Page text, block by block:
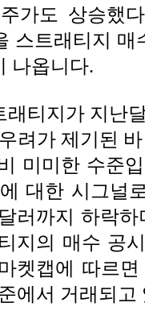
가도 상승했
스트래티지
나옵니다.
티지가 지난
려가 제기된
미미한 수준
대한 시그널
러까지 하락
지의 매수 공
켓캡에 따르
에서 거래되고